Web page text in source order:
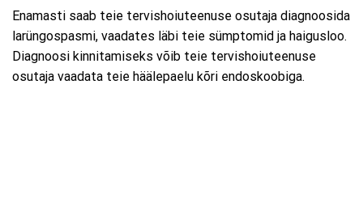
Enamasti saab teie tervishoiuteenuse osutaja diagnoosida
larüngospasmi, vaadates läbi teie sümptomid ja haigusloo.
Diagnoosi kinnitamiseks võib teie tervishoiuteenuse
osutaja vaadata teie häälepaelu kõri endoskoobiga.